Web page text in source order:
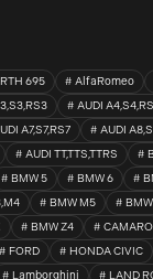
695 AlfaRomeo
AUDI
A7,S7,RS7 AUDI
AUDI TT,TTS,TTRS
BMW 5 BMW 6
BMW M5
BMW Z4 CAMARO
FORD HONDA CIVIC
Lamborghini
LAND